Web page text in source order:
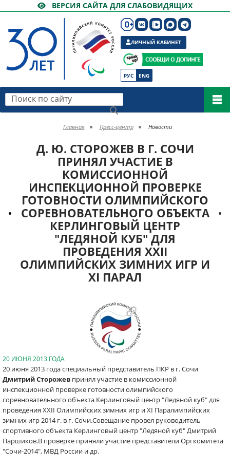
ВЕРСИЯ САЙТА ДЛЯ СЛАБОВИДЯЩИХ
РУС ENG
ЛИЧНЫЙ КАБИНЕТ
Поиск по сайту
Главная Пресс-центр Новости
Д. Ю. СТОРОЖЕВ В Г. СОЧИ
ПРИНЯЛ УЧАСТИЕ В
КОМИССИОННОЙ
ИНСПЕКЦИОННОЙ ПРОВЕРКЕ
ГОТОВНОСТИ ОЛИМПИЙСКОГО
СОРЕВНОВАТЕЛЬНОГО ОБЪЕКТА
КЕРЛИНГОВЫЙ ЦЕНТР
"ЛЕДЯНОЙ КУБ" ДЛЯ
ПРОВЕДЕНИЯ XXII
ОЛИМПИЙСКИХ ЗИМНИХ ИГР И
XI ПАРАЛ
20 ИЮНЯ 2013 ГОДА
20 июня 2013 года специальный представитель ПКР в г. Сочи
Дмитрий Сторожев принял участие в комиссионной
инспекционной проверке готовности олимпийского
соревновательного объекта Керлинговый центр "Ледяной куб" для
проведения XXII Олимпийских зимних игр и XI Паралимпийских
зимних игр 2014 г. в г. Сочи.Совещание провел руководитель
спортивного объекта Керлинговый центр "Ледяной куб" Дмитрий
Паршиков.В проверке приняли участие представители Оргкомитета
"Сочи-2014", МВД России и др.